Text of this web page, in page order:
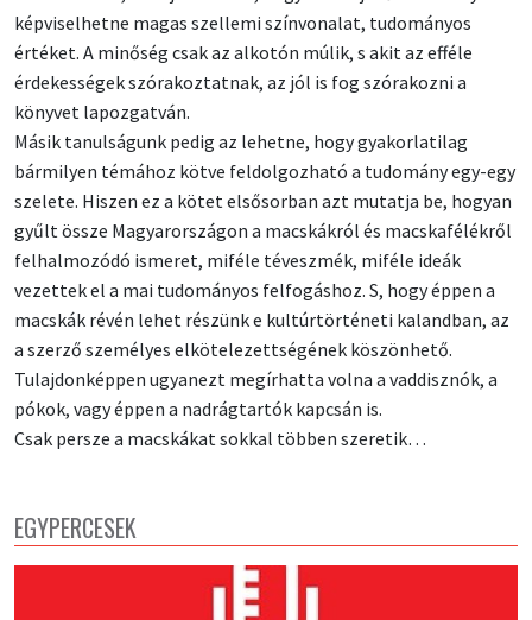
képviselhetne magas szellemi színvonalat, tudományos
értéket. A minőség csak az alkotón múlik, s akit az efféle
érdekességek szórakoztatnak, az jól is fog szórakozni a
könyvet lapozgatván.
Másik tanulságunk pedig az lehetne, hogy gyakorlatilag
bármilyen témához kötve feldolgozható a tudomány egy-egy
szelete. Hiszen ez a kötet elsősorban azt mutatja be, hogyan
gyűlt össze Magyarországon a macskákról és macskafélékről
felhalmozódó ismeret, miféle téveszmék, miféle ideák
vezettek el a mai tudományos felfogáshoz. S, hogy éppen a
macskák révén lehet részünk e kultúrtörténeti kalandban, az
a szerző személyes elkötelezettségének köszönhető.
Tulajdonképpen ugyanezt megírhatta volna a vaddisznók, a
pókok, vagy éppen a nadrágtartók kapcsán is.
Csak persze a macskákat sokkal többen szeretik…
EGYPERCESEK